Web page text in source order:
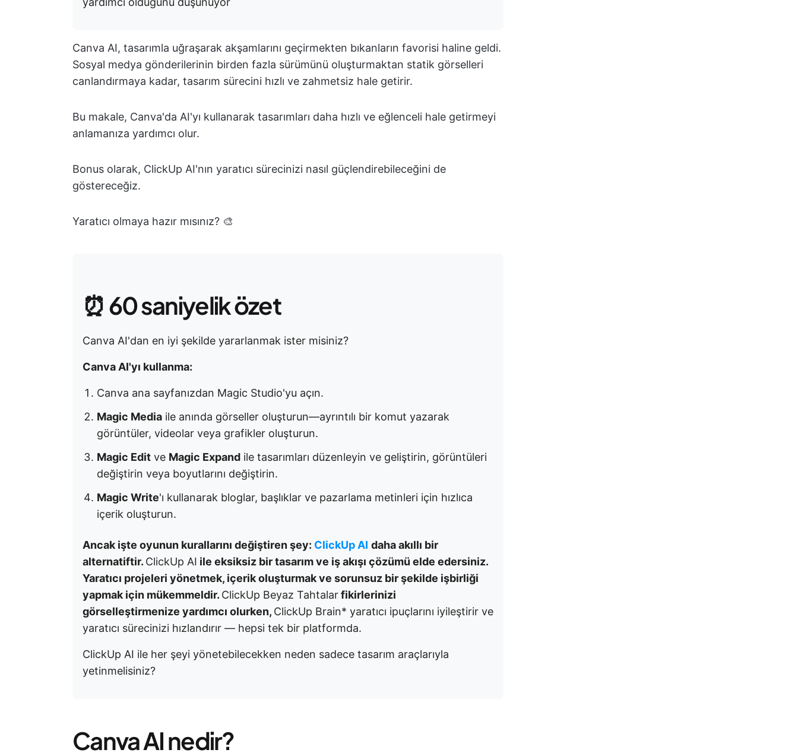
Canva AI, tasarımla uğraşarak akşamlarını geçirmekten bıkanların favorisi haline geldi.
Sosyal medya gönderilerinin birden fazla sürümünü oluşturmaktan statik görselleri
canlandırmaya kadar, tasarım sürecini hızlı ve zahmetsiz hale getirir.
Bu makale, Canva'da AI'yı kullanarak tasarımları daha hızlı ve eğlenceli hale getirmeyi
anlamanıza yardımcı olur.
Bonus olarak, ClickUp AI'nın yaratıcı sürecinizi nasıl güçlendirebileceğini de
göstereceğiz.
Yaratıcı olmaya hazır mısınız? 🎨
⏰ 60 saniyelik özet
Canva AI'dan en iyi şekilde yararlanmak ister misiniz?
Canva AI'yı kullanma:
Canva ana sayfanızdan Magic Studio'yu açın.
Magic Media ile anında görseller oluşturun—ayrıntılı bir komut yazarak
görüntüler, videolar veya grafikler oluşturun.
Magic Edit ve Magic Expand ile tasarımları düzenleyin ve geliştirin, görüntüleri
değiştirin veya boyutlarını değiştirin.
Magic Write'ı kullanarak bloglar, başlıklar ve pazarlama metinleri için hızlıca
içerik oluşturun.
Ancak işte oyunun kurallarını değiştiren şey: ClickUp AI daha akıllı bir
alternatiftir. ClickUp AI ile eksiksiz bir tasarım ve iş akışı çözümü elde edersiniz.
Yaratıcı projeleri yönetmek, içerik oluşturmak ve sorunsuz bir şekilde işbirliği
yapmak için mükemmeldir. ClickUp Beyaz Tahtalarfikirlerinizi
görselleştirmenize yardımcı olurken, ClickUp Brain* yaratıcı ipuçlarını iyileştirir ve
yaratıcı sürecinizi hızlandırır — hepsi tek bir platformda.
ClickUp AI ile her şeyi yönetebilecekken neden sadece tasarım araçlarıyla
yetinmelisiniz?
Canva AI nedir?